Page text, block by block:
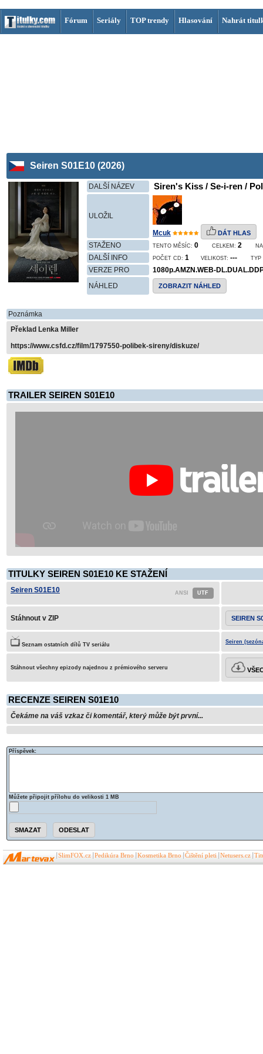
Fórum Seriály TOP trendy Hlasování Nahrát
Seiren S01E10 (2026)
DALŠÍ NÁZEV Siren's Kiss / Se-i-ren /
ULOŽIL
Mcuk DÁT HLAS
STAŽENO TENTO MĚSÍC: 0 CELKEM: 2
DALŠÍ INFO POČET CD: 1 VELIKOST: --- TYP
VERZE PRO
1080p.AMZN.WEB-
NÁHLED
ZOBRAZIT NÁHLED
Poznámka
Překlad Lenka Miller
https://www.csfd.cz/film/1797550-polibek-sireny/diskuze/
TRAILER SEIREN S01E10
TITULKY SEIREN S01E10 KE STAŽENÍ
Seiren S01E10
Stáhnout v ZIP SEIREN
Seznam ostatních dílů TV seriálu Seiren
Stáhnout všechny epizody najednou z prémiového serveru
RECENZE SEIREN S01E10
Čekáme na váš vzkaz či komentář, který může být první...
Příspěvek:
Můžete připojit přílohu do velikosti 1 MB
SlimFOX.cz Pedikúra Brno Kosmetika Brno Čištění pleti Netusers.cz